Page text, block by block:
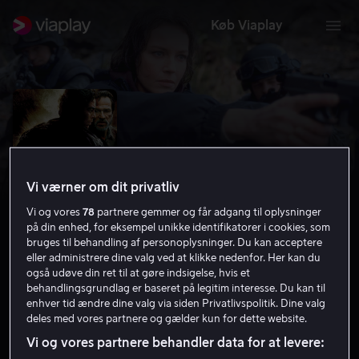
Køb Viaplay
The Hunted
Thriller Action 2003 1 t. 30 min
15 år
Vi værner om dit privatliv
Vi og vores78 partnere gemmer og får adgang til oplysninger
på din enhed, for eksempel unikke identifikatorer i cookies, som
bruges til behandling af personoplysninger. Du kan acceptere
eller administrere dine valg ved at klikke nedenfor. Her kan du
også udøve din ret til at gøre indsigelse, hvis et
behandlingsgrundlag er baseret på legitim interesse. Du kan til
enhver tid ændre dine valg via siden Privatlivspolitik. Dine valg
deles med vores partnere og gælder kun for dette website.
Vi og vores partnere behandler data for at levere: